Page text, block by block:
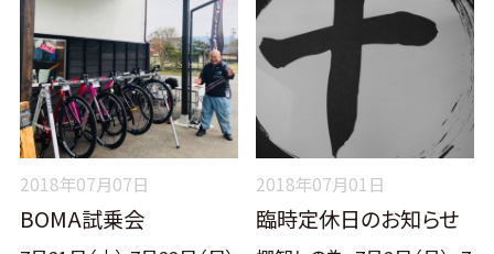
2018年07月07日
BOMA試乗会
2018年07月01日
臨時定休日のお知らせ